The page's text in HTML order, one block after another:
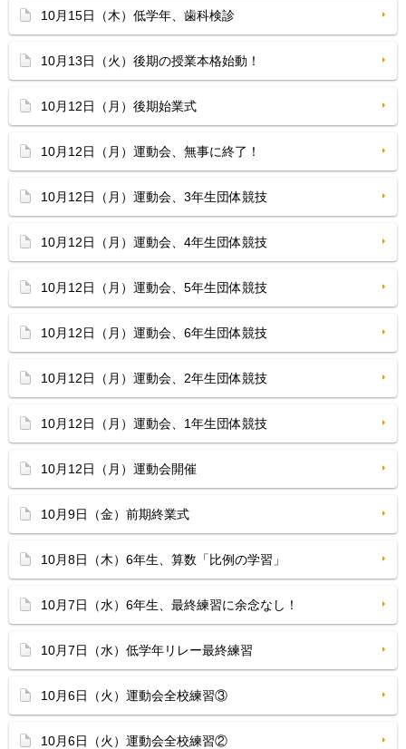
10月15日（木）低学年、歯科検診
10月13日（火）後期の授業本格始動！
10月12日（月）後期始業式
10月12日（月）運動会、無事に終了！
10月12日（月）運動会、3年生団体競技
10月12日（月）運動会、4年生団体競技
10月12日（月）運動会、5年生団体競技
10月12日（月）運動会、6年生団体競技
10月12日（月）運動会、2年生団体競技
10月12日（月）運動会、1年生団体競技
10月12日（月）運動会開催
10月9日（金）前期終業式
10月8日（木）6年生、算数「比例の学習」
10月7日（水）6年生、最終練習に余念なし！
10月7日（水）低学年リレー最終練習
10月6日（火）運動会全校練習③
10月6日（火）運動会全校練習②